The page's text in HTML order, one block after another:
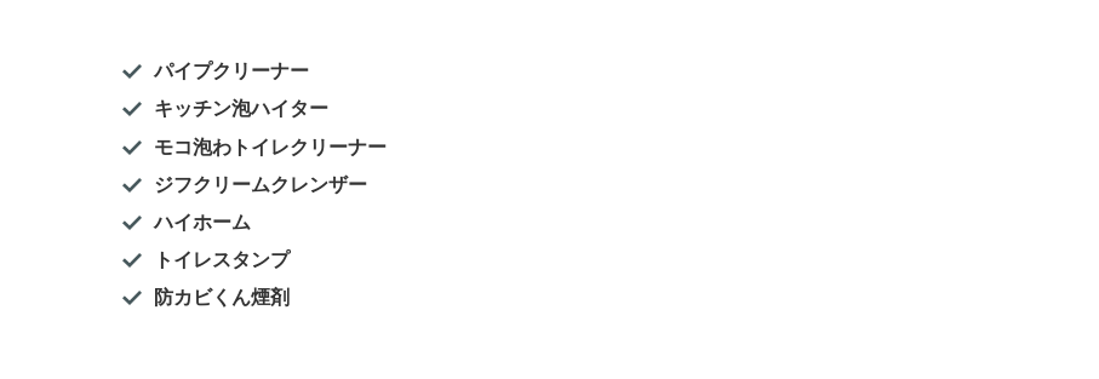
パイプクリーナー
キッチン泡ハイター
モコ泡わトイレクリーナー
ジフクリームクレンザー
ハイホーム
トイレスタンプ
防カビくん煙剤